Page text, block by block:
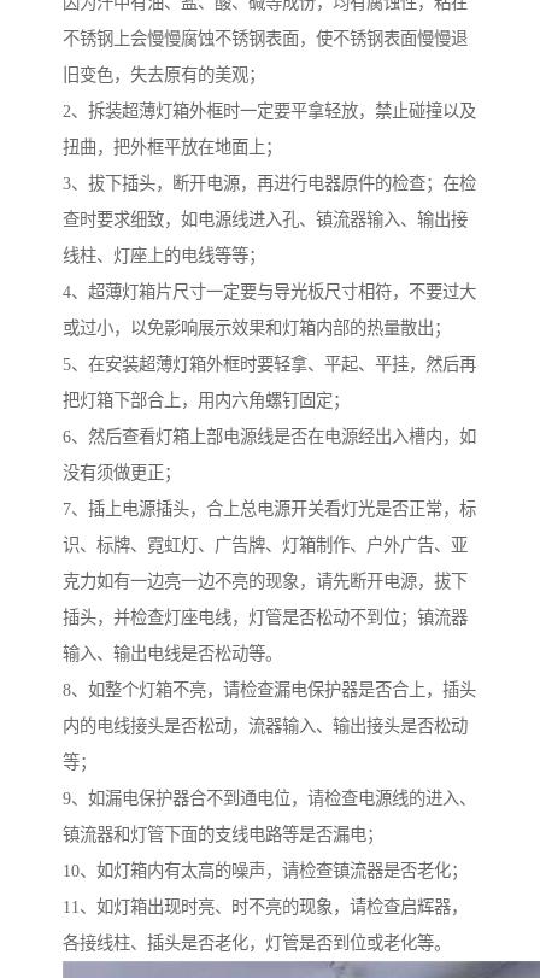
不锈钢上会慢慢腐蚀不锈钢表面，使不锈钢表面慢慢退
旧变色，失去原有的美观；
2、拆装超薄灯箱外框时一定要平拿轻放，禁止碰撞以及
扭曲，把外框平放在地面上；
3、拔下插头，断开电源，再进行电器原件的检查；在检
查时要求细致，如电源线进入孔、镇流器输入、输出接
线柱、灯座上的电线等等；
4、超薄灯箱片尺寸一定要与导光板尺寸相符，不要过大
或过小，以免影响展示效果和灯箱内部的热量散出；
5、在安装超薄灯箱外框时要轻拿、平起、平挂，然后再
把灯箱下部合上，用内六角螺钉固定；
6、然后查看灯箱上部电源线是否在电源经出入槽内，如
没有须做更正；
7、插上电源插头，合上总电源开关看灯光是否正常，标
识、标牌、霓虹灯、广告牌、灯箱制作、户外广告、亚
克力如有一边亮一边不亮的现象，请先断开电源，拔下
插头，并检查灯座电线，灯管是否松动不到位；镇流器
输入、输出电线是否松动等。
8、如整个灯箱不亮，请检查漏电保护器是否合上，插头
内的电线接头是否松动，流器输入、输出接头是否松动
等；
9、如漏电保护器合不到通电位，请检查电源线的进入、
镇流器和灯管下面的支线电路等是否漏电；
10、如灯箱内有太高的噪声，请检查镇流器是否老化；
11、如灯箱出现时亮、时不亮的现象，请检查启辉器，
各接线柱、插头是否老化，灯管是否到位或老化等。